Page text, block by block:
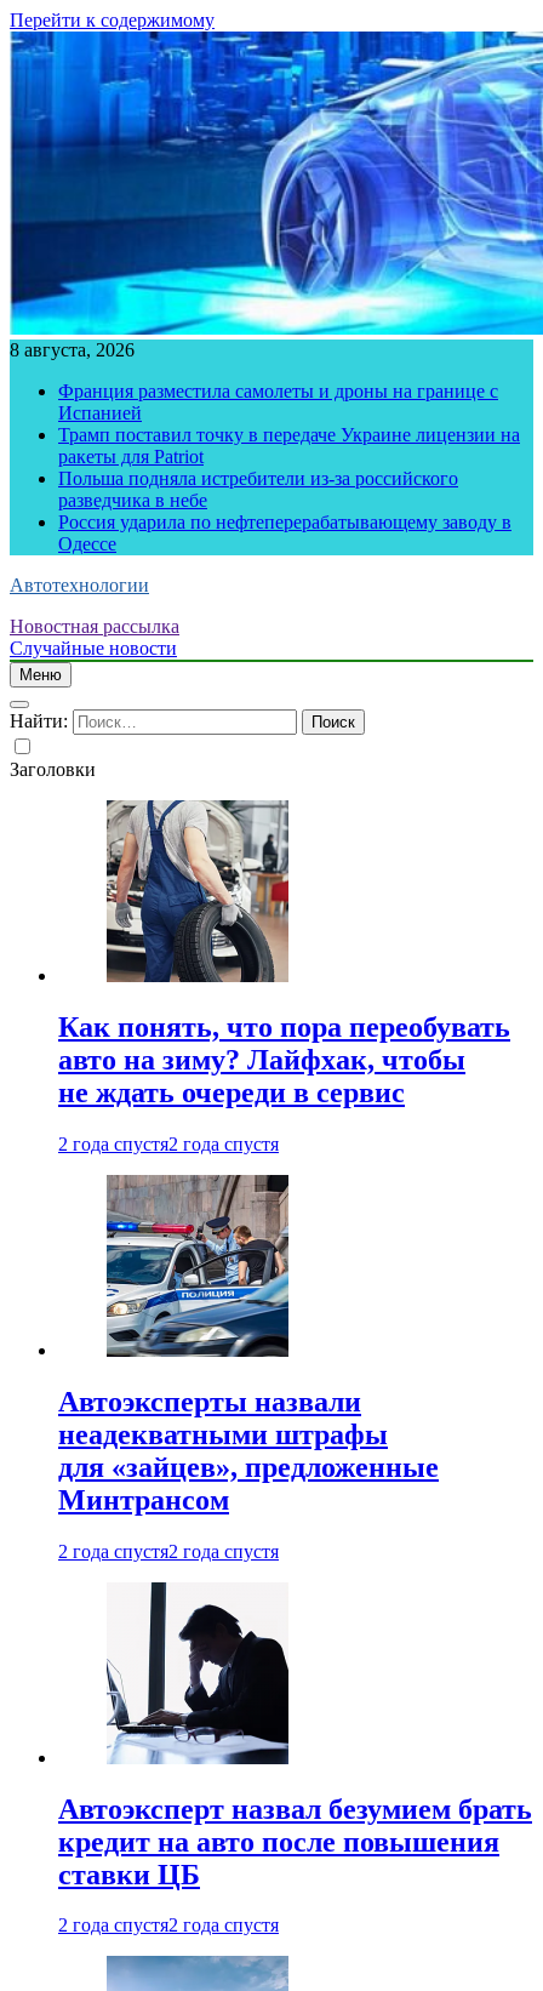
Перейти к содержимому
8 августа, 2026
Франция разместила самолеты и дроны на границе с
Испанией
Трамп поставил точку в передаче Украине лицензии на
ракеты для Patriot
Польша подняла истребители из-за российского
разведчика в небе
Россия ударила по нефтеперерабатывающему заводу в
Одессе
Автотехнологии
Новостная рассылка
Случайные новости
Меню
Найти:
Заголовки
Как понять, что пора переобувать
авто на зиму? Лайфхак, чтобы
не ждать очереди в сервис
2 года спустя2 года спустя
Автоэксперты назвали
неадекватными штрафы
для «зайцев», предложенные
Минтрансом
2 года спустя2 года спустя
Автоэксперт назвал безумием брать
кредит на авто после повышения
ставки ЦБ
2 года спустя2 года спустя